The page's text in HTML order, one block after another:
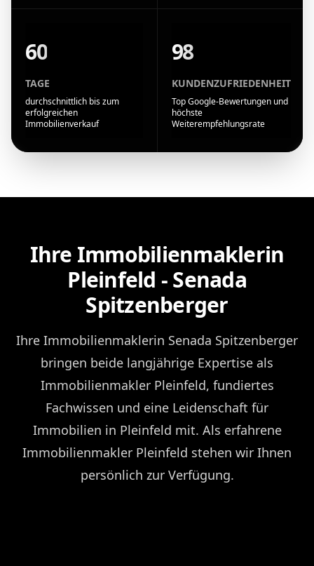
60
TAGE
durchschnittlich bis zum
erfolgreichen
Immobilienverkauf
98
KUNDENZUFRIEDENHEIT
Top Google-Bewertungen und
höchste
Weiterempfehlungsrate
Ihre Immobilienmaklerin
Pleinfeld - Senada
Spitzenberger
Ihre Immobilienmaklerin Senada Spitzenberger
bringen beide langjährige Expertise als
Immobilienmakler Pleinfeld, fundiertes
Fachwissen und eine Leidenschaft für
Immobilien in Pleinfeld mit. Als erfahrene
Immobilienmakler Pleinfeld stehen wir Ihnen
persönlich zur Verfügung.